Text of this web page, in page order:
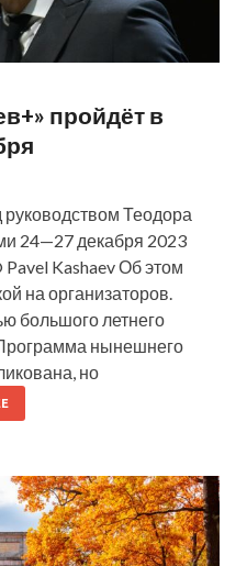
пройдёт в
Теодора
24—27 декабря 2023
Kashaev Об этом
на организаторов.
большого летнего
нынешнего
но